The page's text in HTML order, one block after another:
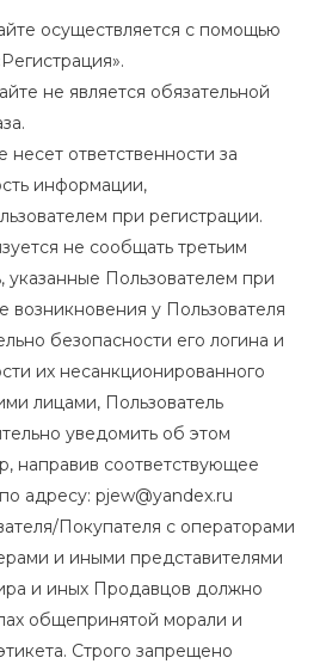
осуществляется с помощью
не является обязательной
ответственности за
информации,
при регистрации.
не сообщать третьим
указанные Пользователем при
возникновения у Пользователя
безопасности его логина и
их несанкционированного
лицами, Пользователь
уведомить об этом
направив соответствующее
адресу: pjew@yandex.ru
Покупателя с операторами
и иными представителями
и иных Продавцов должно
общепринятой морали и
Строго запрещено